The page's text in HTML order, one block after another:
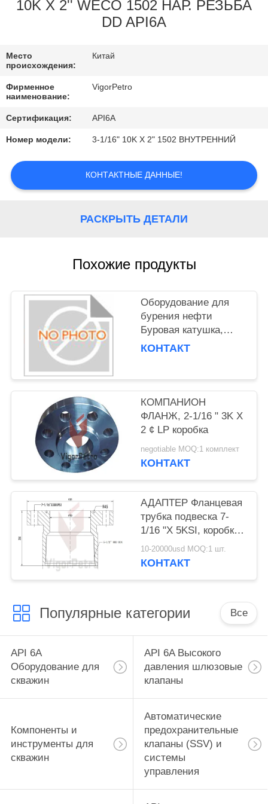
КОНТРОЛЬ
КОНТАКТНЫЕ
ДАННЫЕ
ОТПРАВИТЬ
ЗАПРОС
КАРТА
САЙТА
10K X 2'' WECO 1502 НАР. РЕЗЬБА
DD API6A
Место
происхождения:
Китай
Фирменное
наименование:
VigorPetro
Сертификация: API6A
Номер модели: 3-1/16" 10K X 2" 1502 ВНУТРЕННИЙ
КОНТАКТНЫЕ ДАННЫЕ!
РАСКРЫТЬ ДЕТАЛИ
Похожие продукты
Оборудование для
бурения нефти
Буровая катушка,
изготовленная из
КОНТАКТ
КОМПАНИОН
ФЛАНЖ, 2-1/16 " 3K X
2 ¢ LP коробка
negotiable MOQ:1 комплект
КОНТАКТ
АДАПТЕР Фланцевая
трубка подвеска 7-
1/16 "X 5KSI, коробка
5-1/2" 8RD, API 6A
PSL
10-20000usd MOQ:1 шт.
КОНТАКТ
Популярные категории Все
API 6A
Оборудование для
скважин
API 6A Высокого
давления шлюзовые
клапаны
Компоненты и
инструменты для
скважин
Автоматические
предохранительные
клапаны (SSV) и
системы
управления